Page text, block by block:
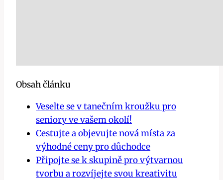
Obsah článku
Veselte se v tanečním kroužku pro
seniory ve vašem okolí!
Cestujte a objevujte nová místa za
výhodné ceny pro důchodce
Připojte se k skupině pro výtvarnou
tvorbu a rozvíjejte svou kreativitu